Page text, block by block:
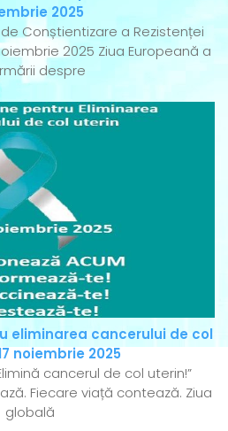
2025
Conștientizare a Rezistenței
2025 Ziua Europeană a
despre
eliminarea cancerului de col
noiembrie 2025
cancerul de col uterin!”
Fiecare viață contează. Ziua
globală